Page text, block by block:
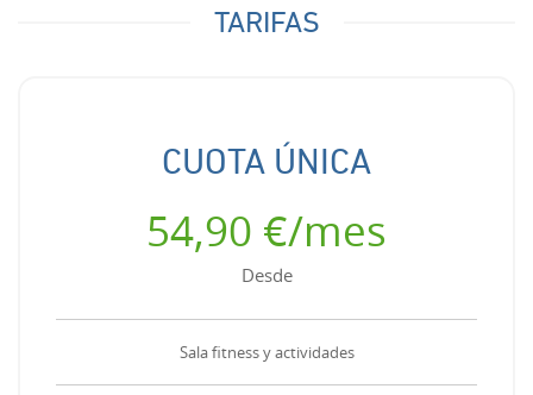
TARIFAS
CUOTA ÚNICA
54,90 €/mes
Desde
Sala fitness y actividades